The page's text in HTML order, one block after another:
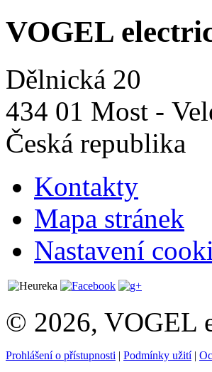
VOGEL
Dělnická 20
434 01 Most -
Česká republika
Kontakty
Mapa stránek
Nastavení
© 2026, VOGEL
Prohlášení o přístupnosti | Podmínky užití|